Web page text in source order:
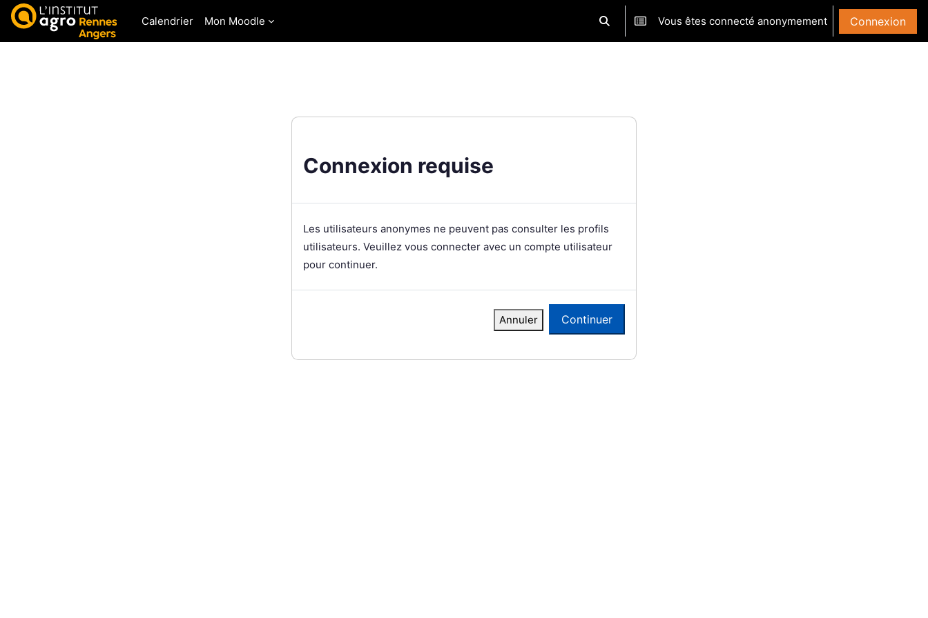
Passer au contenu principal
Calendrier
Mon Moodle Activer/désactiver la saisie de recherche
Vous êtes connecté anonymement Connexion
Connexion requise
Les utilisateurs anonymes ne peuvent pas consulter les profils
utilisateurs. Veuillez vous connecter avec un compte utilisateur
pour continuer.
Annuler Continuer